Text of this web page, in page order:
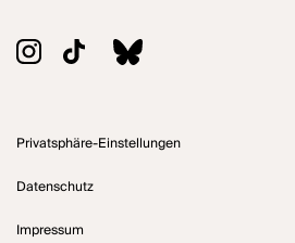
Privatsphäre-Einstellungen
Datenschutz
Impressum